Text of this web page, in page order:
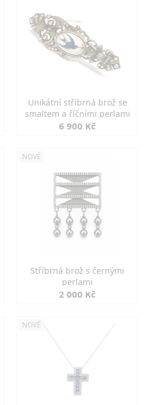
Unikátní stříbrná brož se
smaltem a říčními perlami
6 900 Kč
NOVÉ
Stříbrná brož s černými
perlami
2 000 Kč
NOVÉ